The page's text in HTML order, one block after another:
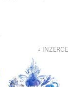
↓ INZERCE